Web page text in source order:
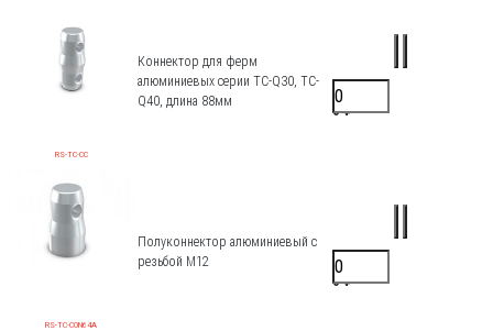
RS-TC-CC
Коннектор для ферм
алюминиевых серии TC-Q30, TC-
Q40, длина 88мм
880 ₽/шт.
0 ₽
RS-TC-CON64A
Полуконнектор алюминиевый с
резьбой М12
935 ₽/шт.
0 ₽